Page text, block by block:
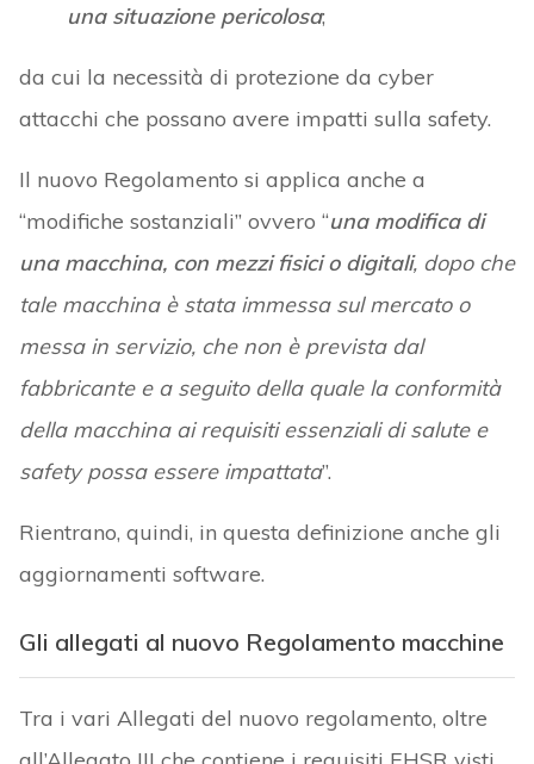
una situazione pericolosa;
da cui la necessità di protezione da cyber
attacchi che possano avere impatti sulla safety.
Il nuovo Regolamento si applica anche a
“modifiche sostanziali” ovvero “una modifica di
una macchina, con mezzi fisici o digitali, dopo che
tale macchina è stata immessa sul mercato o
messa in servizio, che non è prevista dal
fabbricante e a seguito della quale la conformità
della macchina ai requisiti essenziali di salute e
safety possa essere impattata”.
Rientrano, quindi, in questa definizione anche gli
aggiornamenti software.
Gli allegati al nuovo Regolamento macchine
Tra i vari Allegati del nuovo regolamento, oltre